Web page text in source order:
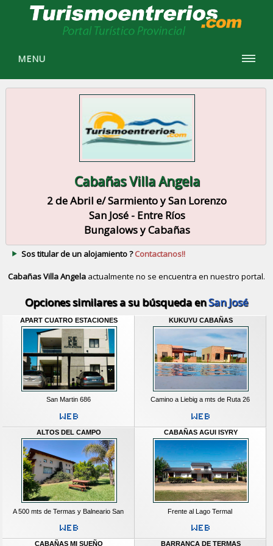
MENU
Cabañas Villa Angela
2 de Abril e/ Sarmiento y San Lorenzo
San José - Entre Ríos
Bungalows y Cabañas
Sos titular de un alojamiento ?Contactanos!!
Cabañas Villa Angelaactualmente no se encuentra en nuestro portal.
Opciones similares a su búsqueda enSan José
APART CUATRO ESTACIONES
San Martin 686
KUKUYU CABAÑAS
Camino a Liebig a mts de Ruta 26
ALTOS DEL CAMPO
A 500 mts de Termas y Balneario San
CABAÑAS AGUI ISYRY
Frente al Lago Termal
CABAÑAS MI SUEÑO BARRANCA DE TERMAS